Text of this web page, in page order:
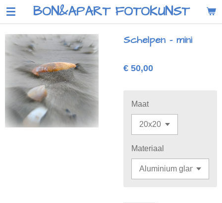
Ga
naar
hoofdinhoud
BON&APART FOTOKUNST
Schelpen - mini
€ 50,00
Maat
Materiaal